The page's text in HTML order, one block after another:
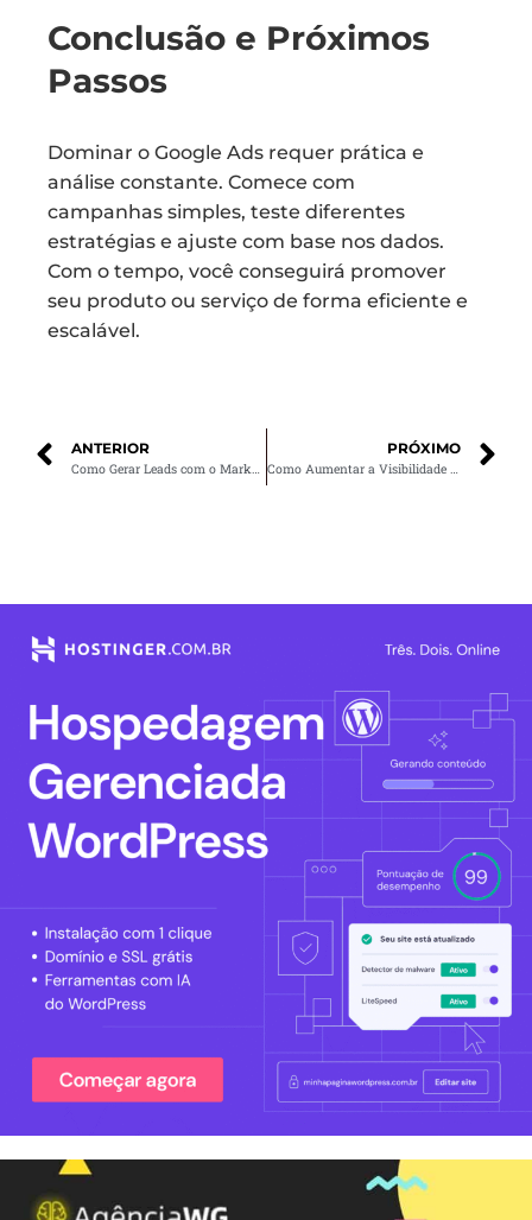
Conclusão e Próximos
Passos
Dominar o Google Ads requer prática e
análise constante. Comece com
campanhas simples, teste diferentes
estratégias e ajuste com base nos dados.
Com o tempo, você conseguirá promover
seu produto ou serviço de forma eficiente e
escalável.
ANTERIOR PRÓXIMO